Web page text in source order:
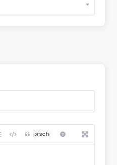
Vorschau